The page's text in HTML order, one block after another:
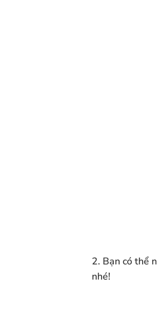
2. Bạn có thể
nhé!